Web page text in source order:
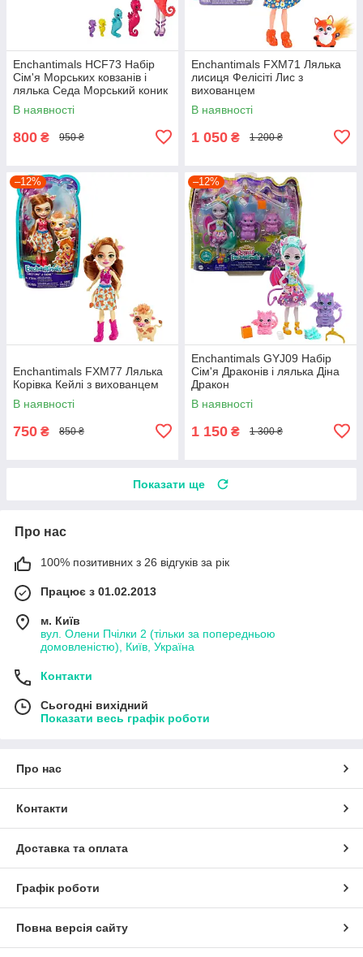
Enchantimals HCF73 Набір
Сім'я Морських ковзанів і
лялька Седа Морський коник
В наявності
800 ₴ 950 ₴
Enchantimals FXM71 Лялька
лисиця Фелісіті Лис з
вихованцем
В наявності
1 050 ₴ 1 200 ₴
–12%
Enchantimals FXM77 Лялька
Корівка Кейлі з вихованцем
В наявності
750 ₴ 850 ₴
–12%
Enchantimals GYJ09 Набір
Сім'я Драконів і лялька Діна
Дракон
В наявності
1 150 ₴ 1 300 ₴
Показати ще
Про нас
100% позитивних з 26 відгуків за рік
Працює з 01.02.2013
м. Київ
вул. Олени Пчілки 2 (тільки за попередньою
домовленістю), Київ, Україна
Контакти
Сьогодні вихідний
Показати весь графік роботи
Про нас
Контакти
Доставка та оплата
Графік роботи
Повна версія сайту